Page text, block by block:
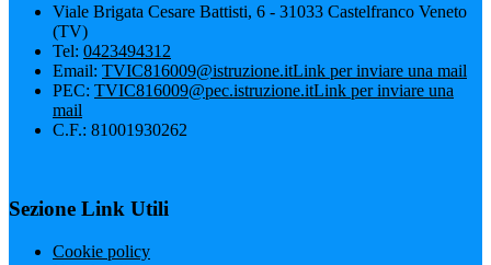
Viale Brigata Cesare Battisti, 6 - 31033 Castelfranco Veneto
(TV)
Tel: 0423494312
Email: TVIC816009@istruzione.itLink per inviare una mail
PEC: TVIC816009@pec.istruzione.itLink per inviare una
mail
C.F.: 81001930262
Sezione Link Utili
Cookie policy